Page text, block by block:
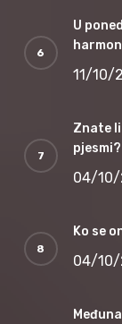
U
11/10/
Znate
pjesmi?
04/
Ko se
04/